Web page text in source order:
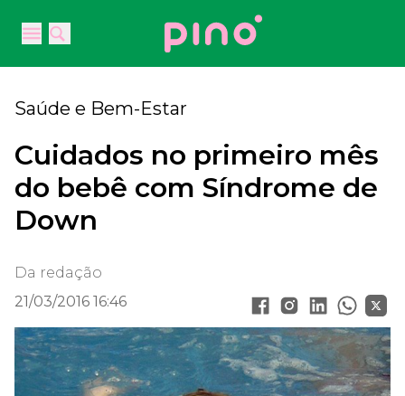
Open main menu
Open main menu
Your Company
Saúde e Bem-Estar
Cuidados no primeiro mês
do bebê com Síndrome de
Down
Da redação
21/03/2016 16:46